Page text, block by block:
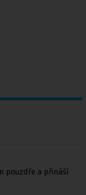
pouzdře a přináší